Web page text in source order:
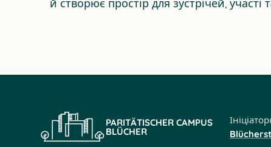
й створює простір для зустрічей,
PARITÄTISCHER CAMPUS
BLÜCHER